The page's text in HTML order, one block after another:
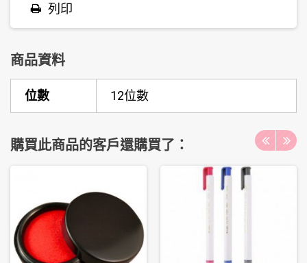
列印
商品資料
位數 12位數
購買此商品的客戶還購買了：